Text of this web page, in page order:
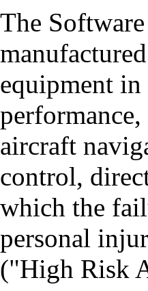
The
equipment
aircraft
control,
which the
personal
("High Risk